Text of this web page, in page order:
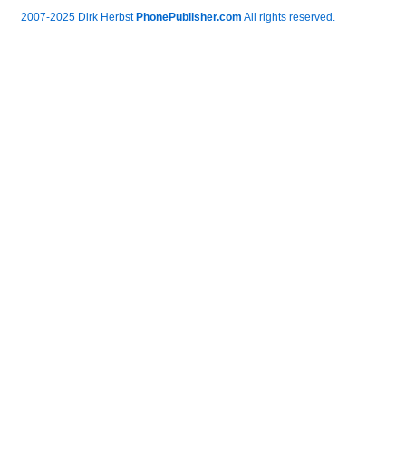
2007-2025 Dirk Herbst PhonePublisher.com All rights reserved.